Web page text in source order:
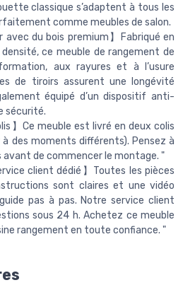
classique s’adaptent à tous les
comme meubles de salon.
avec du bois premium】Fabriqué en
ce meuble de rangement de
aux rayures et à l’usure
de tiroirs assurent une longévité
équipé d’un dispositif anti-
sécurité.
】Ce meuble est livré en deux colis
des moments différents). Pensez à
avant de commencer le montage. "
client dédié】Toutes les pièces
sont claires et une vidéo
pas à pas. Notre service client
sous 24 h. Achetez ce meuble
rangement en toute confiance. "